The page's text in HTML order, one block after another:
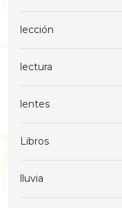
lección
lectura
lentes
Libros
lluvia